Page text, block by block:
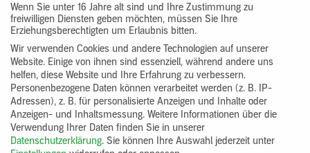
785,77 €
Gruppenprodukt
yosima_designputz_bigb
Wenn Sie unter 16 Jahre alt sind und Ihre Zustimmung zu
freiwilligen Diensten geben möchten, müssen Sie Ihre
Erziehungsberechtigten um Erlaubnis bitten.
Wir verwenden Cookies und andere Technologien auf unserer
Website. Einige von ihnen sind essenziell, während andere uns
helfen, diese Website und Ihre Erfahrung zu verbessern.
Personenbezogene Daten können verarbeitet werden (z. B. IP-
Adressen), z. B. für personalisierte Anzeigen und Inhalte oder
Anzeigen- und Inhaltsmessung. Weitere Informationen über die
Verwendung Ihrer Daten finden Sie in unserer
Datenschutzerklärung. Sie können Ihre Auswahl jederzeit unter